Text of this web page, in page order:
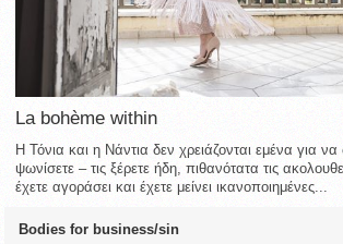
La bohème within
Η Τόνια και η Νάντια δεν χρειάζονται εμένα για
ψωνίσετε – τις ξέρετε ήδη, πιθανότατα τις
έχετε αγοράσει και έχετε μείνει ικανοποιημένες...
Bodies for business/sin